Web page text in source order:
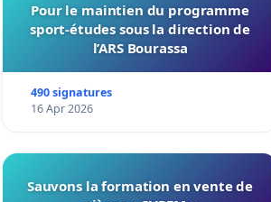
Pour le maintien du programme
sport-études sous la direction de
l’ARS Bourassa
490 signatures
16 Apr 2026
Sauvons la formation en vente de